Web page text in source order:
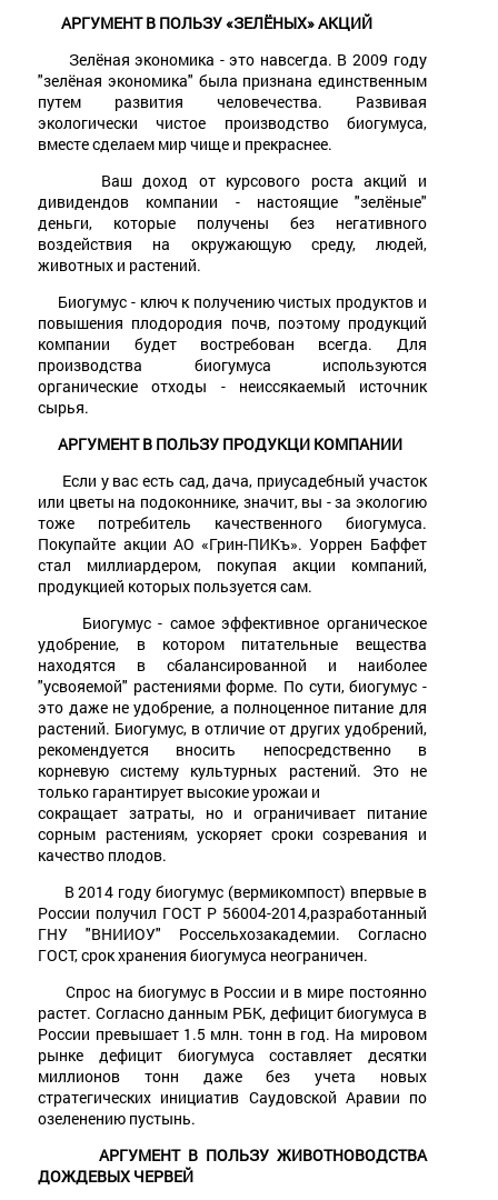
АРГУМЕНТ В ПОЛЬЗУ «ЗЕЛЁНЫХ» АКЦИЙ
Зелёная экономика - это навсегда. В 2009 году
"зелёная экономика" была признана единственным
путем развития человечества. Развивая
экологически чистое производство биогумуса,
вместе сделаем мир чище и прекраснее.
Ваш доход от курсового роста акций и
дивидендов компании - настоящие "зелёные"
деньги, которые получены без негативного
воздействия на окружающую среду, людей,
животных и растений.
Биогумус - ключ к получению чистых продуктов и
повышения плодородия почв, поэтому продукций
компании будет востребован всегда. Для
производства биогумуса используются
органические отходы - неиссякаемый источник
сырья.
АРГУМЕНТ В ПОЛЬЗУ ПРОДУКЦИ КОМПАНИИ
Если у вас есть сад, дача, приусадебный участок
или цветы на подоконнике, значит, вы - за экологию
тоже потребитель качественного биогумуса.
Покупайте акции АО «Грин-ПИКъ». Уоррен Баффет
стал миллиардером, покупая акции компаний,
продукцией которых пользуется сам.
Биогумус - самое эффективное органическое
удобрение, в котором питательные вещества
находятся в сбалансированной и наиболее
"усвояемой" растениями форме. По сути, биогумус -
это даже не удобрение, а полноценное питание для
растений. Биогумус, в отличие от других удобрений,
рекомендуется вносить непосредственно в
корневую систему культурных растений. Это не
только гарантирует высокие урожаи и
сокращает затраты, но и ограничивает питание
сорным растениям, ускоряет сроки созревания и
качество плодов.
В 2014 году биогумус (вермикомпост) впервые в
России получил ГОСТ Р 56004-2014,разработанный
ГНУ "ВНИИОУ" Россельхозакадемии. Согласно
ГОСТ, срок хранения биогумуса неограничен.
Спрос на биогумус в России и в мире постоянно
растет. Согласно данным РБК, дефицит биогумуса в
России превышает 1.5 млн. тонн в год. На мировом
рынке дефицит биогумуса составляет десятки
миллионов тонн даже без учета новых
стратегических инициатив Саудовской Аравии по
озеленению пустынь.
АРГУМЕНТ В ПОЛЬЗУ ЖИВОТНОВОДСТВА
ДОЖДЕВЫХ ЧЕРВЕЙ